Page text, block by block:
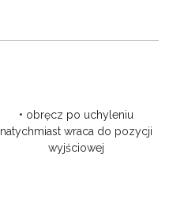
• obręcz po uchyleniu
natychmiast wraca do pozycji
wyjściowej